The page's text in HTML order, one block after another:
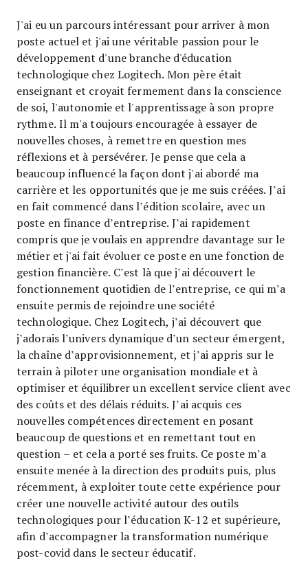
J'ai eu un parcours intéressant pour arriver à mon
poste actuel et j'ai une véritable passion pour le
développement d'une branche d'éducation
technologique chez Logitech. Mon père était
enseignant et croyait fermement dans la conscience
de soi, l'autonomie et l'apprentissage à son propre
rythme. Il m'a toujours encouragée à essayer de
nouvelles choses, à remettre en question mes
réflexions et à persévérer. Je pense que cela a
beaucoup influencé la façon dont j'ai abordé ma
carrière et les opportunités que je me suis créées. J’ai
en fait commencé dans l’édition scolaire, avec un
poste en finance d’entreprise. J’ai rapidement
compris que je voulais en apprendre davantage sur le
métier et j'ai fait évoluer ce poste en une fonction de
gestion financière. C’est là que j’ai découvert le
fonctionnement quotidien de l’entreprise, ce qui m’a
ensuite permis de rejoindre une société
technologique. Chez Logitech, j’ai découvert que
j’adorais l’univers dynamique d’un secteur émergent,
la chaîne d’approvisionnement, et j’ai appris sur le
terrain à piloter une organisation mondiale et à
optimiser et équilibrer un excellent service client avec
des coûts et des délais réduits. J’ai acquis ces
nouvelles compétences directement en posant
beaucoup de questions et en remettant tout en
question – et cela a porté ses fruits. Ce poste m’a
ensuite menée à la direction des produits puis, plus
récemment, à exploiter toute cette expérience pour
créer une nouvelle activité autour des outils
technologiques pour l’éducation K-12 et supérieure,
afin d’accompagner la transformation numérique
post-covid dans le secteur éducatif.